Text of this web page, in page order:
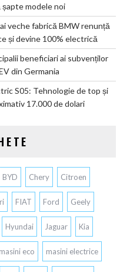
modele noi
veche fabrică BMW renunță
și devine 100% electrică
beneficiari ai subvenților
din Germania
S05: Tehnologie de top și
17.000 de dolari
BYD Chery Citroen
FIAT Ford Geely
Hyundai Jaguar Kia
masini eco masini electrice